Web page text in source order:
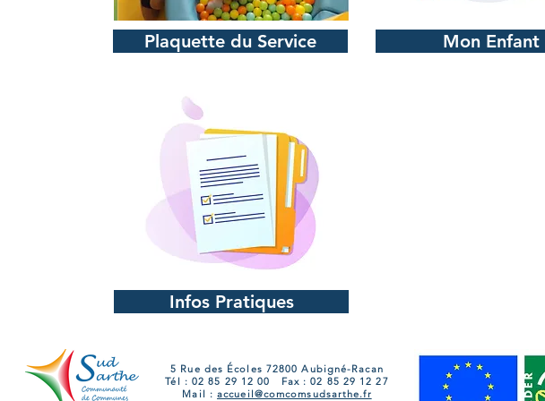
Plaquette du Service Mon Enfant
Infos Pratiques
5 Rue des Écoles 72800 Aubigné-Racan
Tél : 02 85 29 12 00 Fax : 02 85 29 12 27
Mail :accueil@comcomsudsarthe.fr